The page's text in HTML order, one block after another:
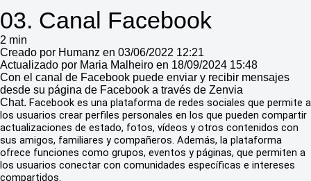
03. Canal Facebook
2 min
Creado por Humanz en 03/06/2022 12:21
Actualizado por Maria Malheiro en 18/09/2024 15:48
Con el canal de Facebook puede enviar y recibir mensajes
desde su página de Facebook a través de Zenvia
Chat. Facebook es una plataforma de redes sociales que permite a
los usuarios crear perfiles personales en los que pueden compartir
actualizaciones de estado, fotos, vídeos y otros contenidos con
sus amigos, familiares y compañeros. Además, la plataforma
ofrece funciones como grupos, eventos y páginas, que permiten a
los usuarios conectar con comunidades específicas e intereses
compartidos.